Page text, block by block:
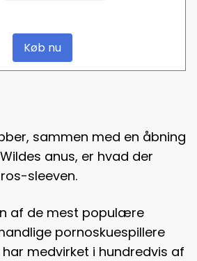
Køb nu
sammen med en åbning
anus, er hvad der
sleeven.
af de mest populære
pornoskuespillere
har medvirket i hundredvis af